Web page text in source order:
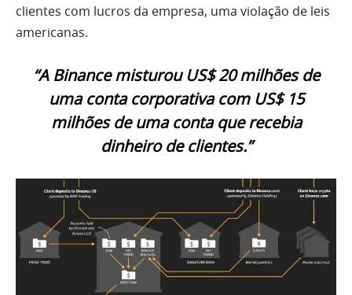
clientes com lucros da empresa, uma violação de leis
americanas.
“A Binance misturou US$ 20 milhões de
uma conta corporativa com US$ 15
milhões de uma conta que recebia
dinheiro de clientes.”